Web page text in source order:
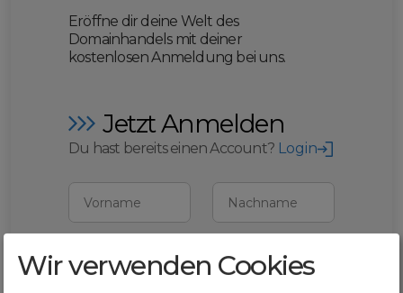
Eröffne dir deine Welt des
Domainhandels mit deiner
kostenlosen Anmeldung bei uns.
Jetzt Anmelden
Du hast bereits einen Account? Login
Vorname Nachname
E-Mail
Wir verwenden Cookies